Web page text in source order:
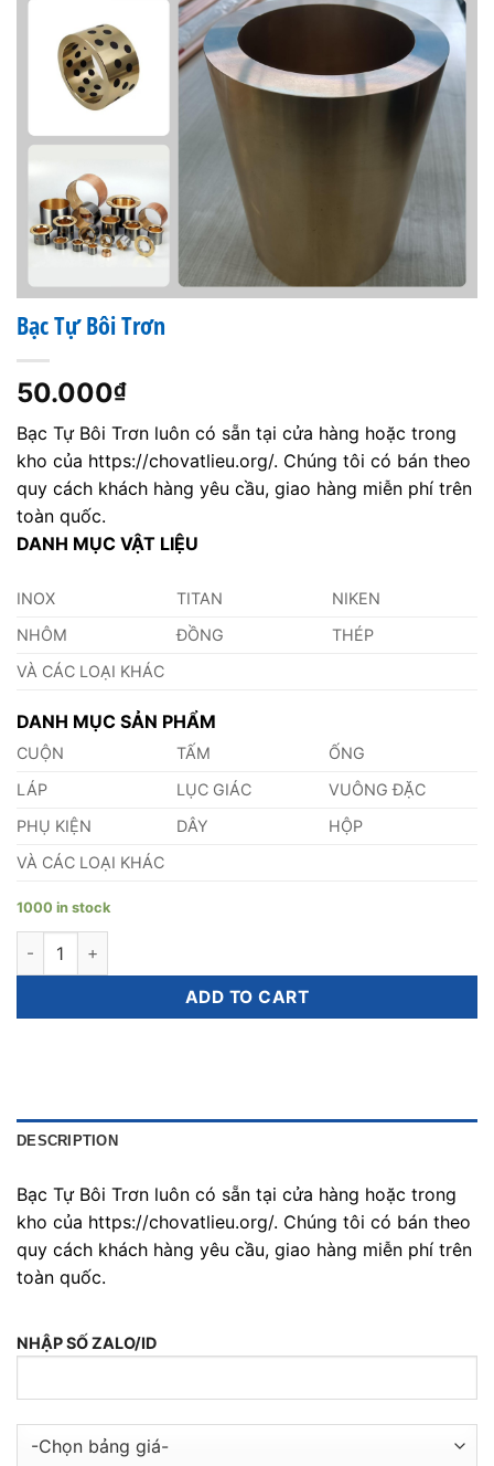
Bạc Tự Bôi Trơn
50.000₫
Bạc Tự Bôi Trơn luôn có sẵn tại cửa hàng hoặc trong
kho của https://chovatlieu.org/. Chúng tôi có bán theo
quy cách khách hàng yêu cầu, giao hàng miễn phí trên
toàn quốc.
DANH MỤC VẬT LIỆU
INOX TITAN
NIKEN
NHÔM
ĐỒNG
THÉP
VÀ CÁC LOẠI KHÁC
DANH MỤC SẢN PHẨM
CUỘN TẤM
ỐNG
LÁP
LỤC GIÁC
VUÔNG ĐẶC
PHỤ KIỆN
DÂY
HỘP
VÀ CÁC LOẠI KHÁC
1000 in stock
Bạc Tự Bôi Trơn quantity
ADD TO CART
DESCRIPTION
Bạc Tự Bôi Trơn luôn có sẵn tại cửa hàng hoặc trong
kho của https://chovatlieu.org/. Chúng tôi có bán theo
quy cách khách hàng yêu cầu, giao hàng miễn phí trên
toàn quốc.
NHẬP SỐ ZALO/ID